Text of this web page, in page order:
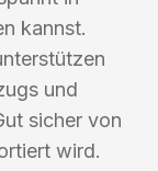
kannst.
und
sicher von
wird.